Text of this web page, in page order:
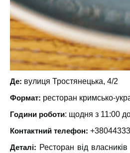
Де: вулиця Тростянецька, 4/2
Формат: ресторан кримсько-
Години роботи: щодня з 11:00
Контактний телефон:
Деталі: Ресторан від